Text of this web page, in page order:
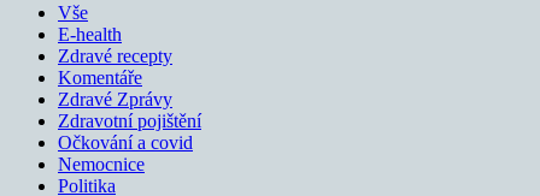
Vše
E-health
Zdravé recepty
Komentáře
Zdravé Zprávy
Zdravotní pojištění
Očkování a covid
Nemocnice
Politika